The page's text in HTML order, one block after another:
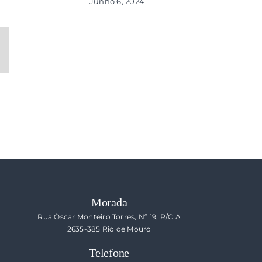
Morada
Rua Óscar Monteiro Torres, Nº 19, R/C A
2635-385 Rio de Mouro
Telefone